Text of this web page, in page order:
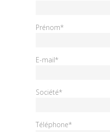
Prénom*
E-mail*
Société*
Téléphone*